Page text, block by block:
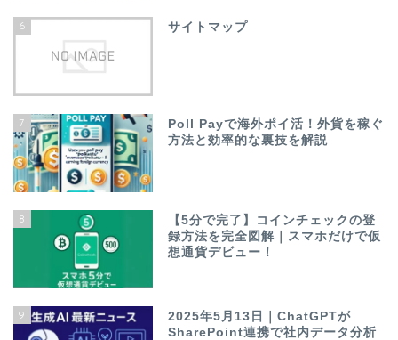
6 サイトマップ
7
Poll Payで海外ポイ活！外貨を稼ぐ
方法と効率的な裏技を解説
8
【5分で完了】コインチェックの登
録方法を完全図解｜スマホだけで仮
想通貨デビュー！
9
2025年5月13日｜ChatGPTが
SharePoint連携で社内データ分析